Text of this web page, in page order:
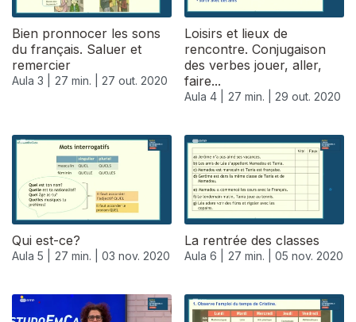
Bien pronnocer les sons
du français. Saluer et
remercier
Aula 3 | 27 min. | 27 out. 2020
Loisirs et lieux de
rencontre. Conjugaison
des verbes jouer, aller,
faire...
Aula 4 | 27 min. | 29 out. 2020
Qui est-ce?
Aula 5 | 27 min. | 03 nov. 2020
La rentrée des classes
Aula 6 | 27 min. | 05 nov. 2020